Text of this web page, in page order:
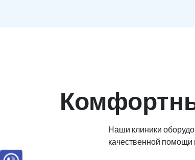
Наши клиники
качественной помощи